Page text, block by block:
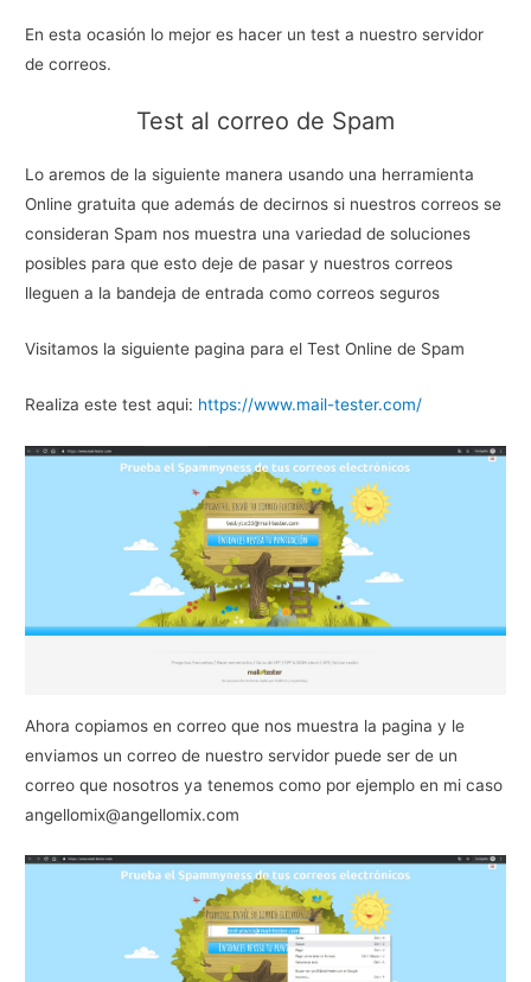
En esta ocasión lo mejor es hacer un test a nuestro servidor
de correos.
Test al correo de Spam
Lo aremos de la siguiente manera usando una herramienta
Online gratuita que además de decirnos si nuestros correos se
consideran Spam nos muestra una variedad de soluciones
posibles para que esto deje de pasar y nuestros correos
lleguen a la bandeja de entrada como correos seguros
Visitamos la siguiente pagina para el Test Online de Spam
Realiza este test aqui: https://www.mail-tester.com/
Ahora copiamos en correo que nos muestra la pagina y le
enviamos un correo de nuestro servidor puede ser de un
correo que nosotros ya tenemos como por ejemplo en mi caso
angellomix@angellomix.com